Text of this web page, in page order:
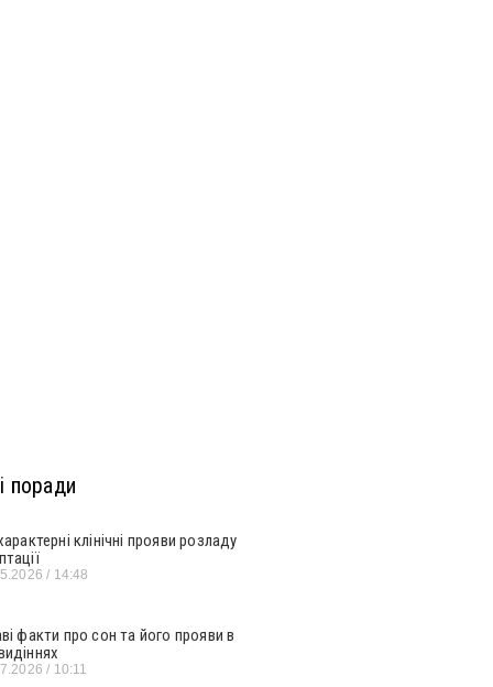
поради
клінічні прояви розладу
14:48
факти про сон та його прояви в
10:11